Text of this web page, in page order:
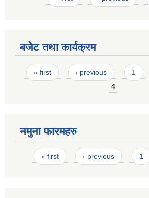
बजेट तथा कार्यक्रम
Pages
« first ‹ previous 1
4
नमुना फारमहरु
Pages
« first ‹ previous 1